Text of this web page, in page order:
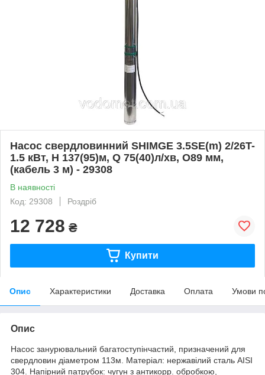
Насос свердловинний SHIMGE 3.5SE(m) 2/26T-
1.5 кВт, Н 137(95)м, Q 75(40)л/хв, O89 мм,
(кабель 3 м) - 29308
В наявності
Код: 29308
Роздріб
12 728 ₴
Купити
Опис Характеристики Доставка Оплата Умови
Опис
Насос занурювальний багатоступінчастий, призначений для
свердловин діаметром 113м. Матеріал: нержавілий сталь AISI
304. Напірний патрубок: чугун з антикорр. обробкою,